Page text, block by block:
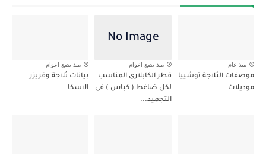
منذ عام
موصفات الثلاجة توشييا
موديلات
منذ بضع اعوام
قطر الكابلارى المناسب
لكل ضاغط ( كباس ) فى
التجميد...
منذ بضع اعوام
بيانات ثلاجة وفريزر
الاسكا